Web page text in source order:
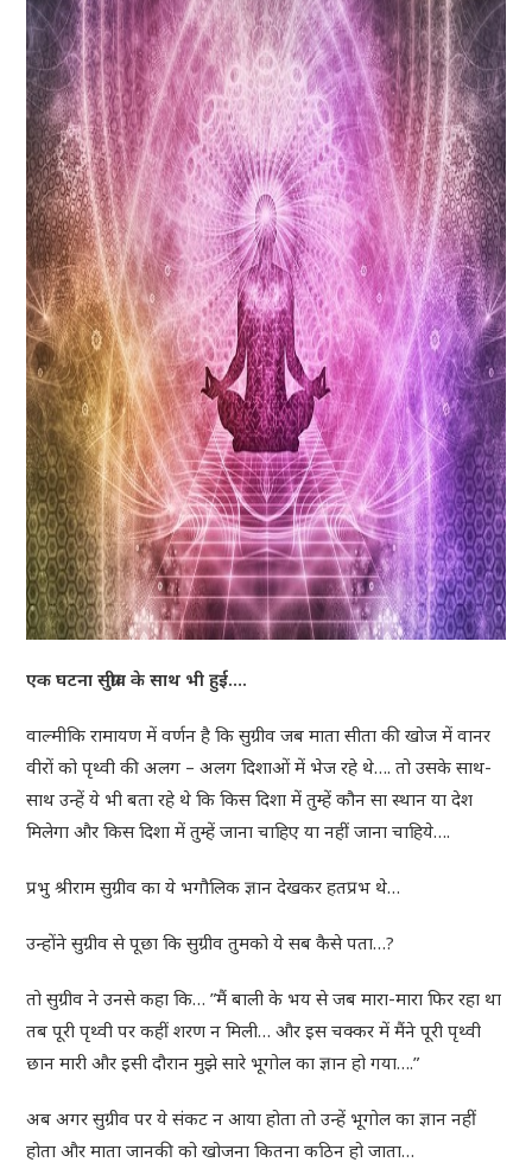
एक घटना सुग्रीव के साथ भी हुई….
वाल्मीकि रामायण में वर्णन है कि सुग्रीव जब माता सीता की खोज में वानर
वीरों को पृथ्वी की अलग – अलग दिशाओं में भेज रहे थे…. तो उसके साथ-
साथ उन्हें ये भी बता रहे थे कि किस दिशा में तुम्हें कौन सा स्थान या देश
मिलेगा और किस दिशा में तुम्हें जाना चाहिए या नहीं जाना चाहिये….
प्रभु श्रीराम सुग्रीव का ये भगौलिक ज्ञान देखकर हतप्रभ थे…
उन्होंने सुग्रीव से पूछा कि सुग्रीव तुमको ये सब कैसे पता…?
तो सुग्रीव ने उनसे कहा कि… ”मैं बाली के भय से जब मारा-मारा फिर रहा था
तब पूरी पृथ्वी पर कहीं शरण न मिली… और इस चक्कर में मैंने पूरी पृथ्वी
छान मारी और इसी दौरान मुझे सारे भूगोल का ज्ञान हो गया….”
अब अगर सुग्रीव पर ये संकट न आया होता तो उन्हें भूगोल का ज्ञान नहीं
होता और माता जानकी को खोजना कितना कठिन हो जाता…